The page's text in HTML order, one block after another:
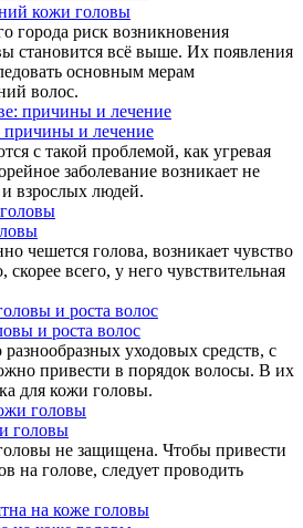
кожи головы
города риск возникновения
становится всё выше. Их появления
основным мерам
волос.
причины и лечение
с такой проблемой, как угревая
заболевание возникает не
взрослых людей.
чешется голова, возникает чувство
скорее всего, у него чувствительная
и роста волос
уходовых средств, с
привести в порядок волосы. В их
для кожи головы.
головы
не защищена. Чтобы привести
на голове, следует проводить